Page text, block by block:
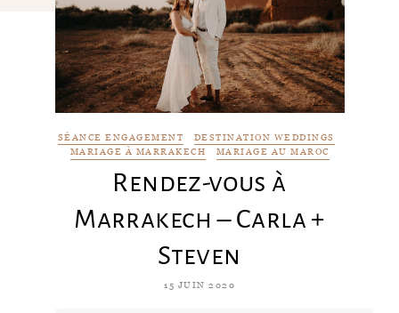
SÉANCE ENGAGEMENT
DESTINATION WEDDINGS
MARIAGE À MARRAKECH
MARIAGE AU MAROC
Rendez-vous à
Marrakech – Carla +
Steven
15 JUIN 2020